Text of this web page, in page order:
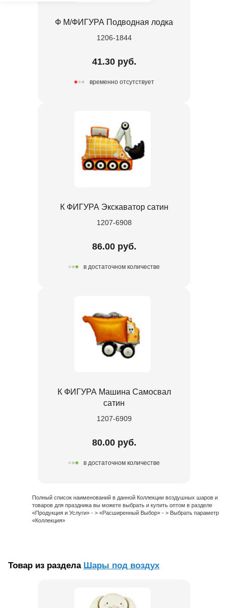
Ф М/ФИГУРА Подводная лодка
1206-1844
41.30 руб.
временно отсутствует
К ФИГУРА Экскаватор сатин
1207-6908
86.00 руб.
в достаточном количестве
К ФИГУРА Машина Самосвал
сатин
1207-6909
80.00 руб.
в достаточном количестве
Полный список наименований в данной Коллекции воздушных шаров и
товаров для праздника вы можете выбрать и купить оптом в разделе
«Продукция и Услуги» - > «Расширенный Выбор» - > Выбрать параметр
«Коллекция»
Товар из раздела Шары под воздух